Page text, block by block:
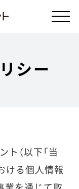
シー
（以下「当
ける個人情報